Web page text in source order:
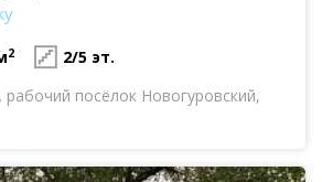
2
2/5 эт.
рабочий посёлок Новогуровский,